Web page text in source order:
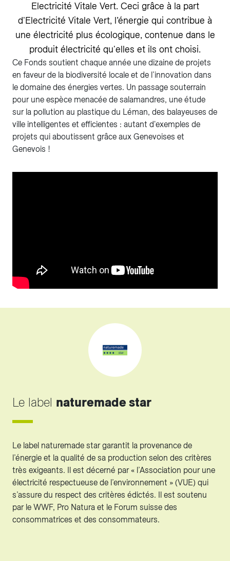
Electricité Vitale Vert. Ceci grâce à la part
d'Electricité Vitale Vert, l’énergie qui contribue à
une électricité plus écologique, contenue dans le
produit électricité qu'elles et ils ont choisi.
Ce Fonds soutient chaque année une dizaine de projets
en faveur de la biodiversité locale et de l’innovation dans
le domaine des énergies vertes. Un passage souterrain
pour une espèce menacée de salamandres, une étude
sur la pollution au plastique du Léman, des balayeuses de
ville intelligentes et efficientes : autant d'exemples de
projets qui aboutissent grâce aux Genevoises et
Genevois !
Le label naturemade star
Le label naturemade star garantit la provenance de
l’énergie et la qualité de sa production selon des critères
très exigeants. Il est décerné par « l’Association pour une
électricité respectueuse de l’environnement » (VUE) qui
s’assure du respect des critères édictés. Il est soutenu
par le WWF, Pro Natura et le Forum suisse des
consommatrices et des consommateurs.